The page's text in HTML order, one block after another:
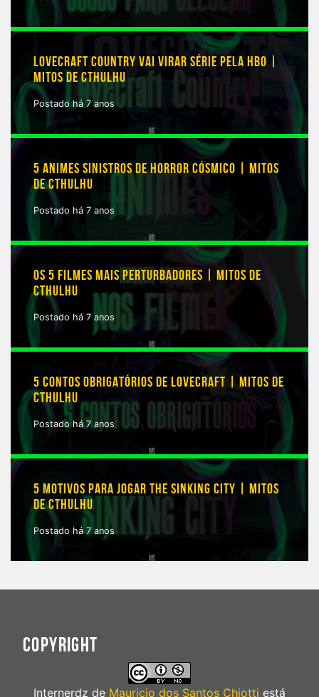
LOVECRAFT COUNTRY VAI VIRAR SÉRIE PELA HBO |
MITOS DE CTHULHU
Postado há 7 anos
5 ANIMES SINISTROS DE HORROR CÓSMICO | MITOS
DE CTHULHU
Postado há 7 anos
OS 5 FILMES MAIS PERTURBADORES | MITOS DE
CTHULHU
Postado há 7 anos
5 CONTOS OBRIGATÓRIOS DE LOVECRAFT | MITOS DE
CTHULHU
Postado há 7 anos
5 MOTIVOS PARA JOGAR THE SINKING CITY | MITOS
DE CTHULHU
Postado há 7 anos
COPYRIGHT
Internerdz de Mauricio dos Santos Chiotti está